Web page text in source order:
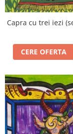
Capra cu trei iezi
CERE OFERTA